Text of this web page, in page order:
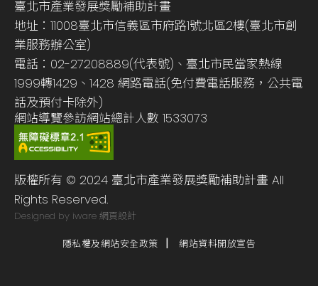
臺北市產業發展獎勵補助計畫
地址：11008臺北市信義區市府路1號北區2樓(臺北市創
業服務辦公室)
電話：02-27208889(代表號)、臺北市民當家熱線
1999轉1429、1428 網路電話(免付費電話服務，公共電
話及預付卡除外)
網站導覽參訪網站總計人數 1533073
版權所有 © 2024 臺北市產業發展獎勵補助計畫 All
Rights Reserved.
Designed by iware 網頁設計
隱私權及網站安全政策 網站資料開放宣告